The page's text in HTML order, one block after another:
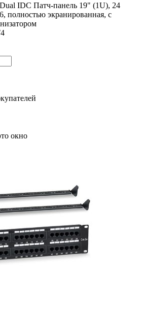
IDC Патч-панель 19" (1U), 24
полностью экранированная, с
окно